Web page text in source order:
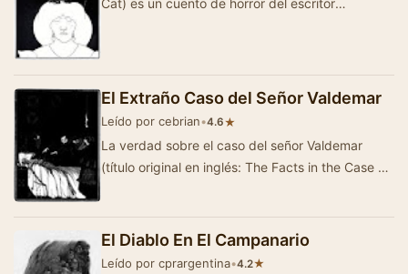
Cat) es un cuento de horror del escritor
El Extraño Caso del Señor Valdemar
Leído por cebrian•4.6★
La verdad sobre el caso del señor Valdemar
(título original en inglés: The Facts in the Case of
El Diablo En El Campanario
Leído por cprargentina•4.2★